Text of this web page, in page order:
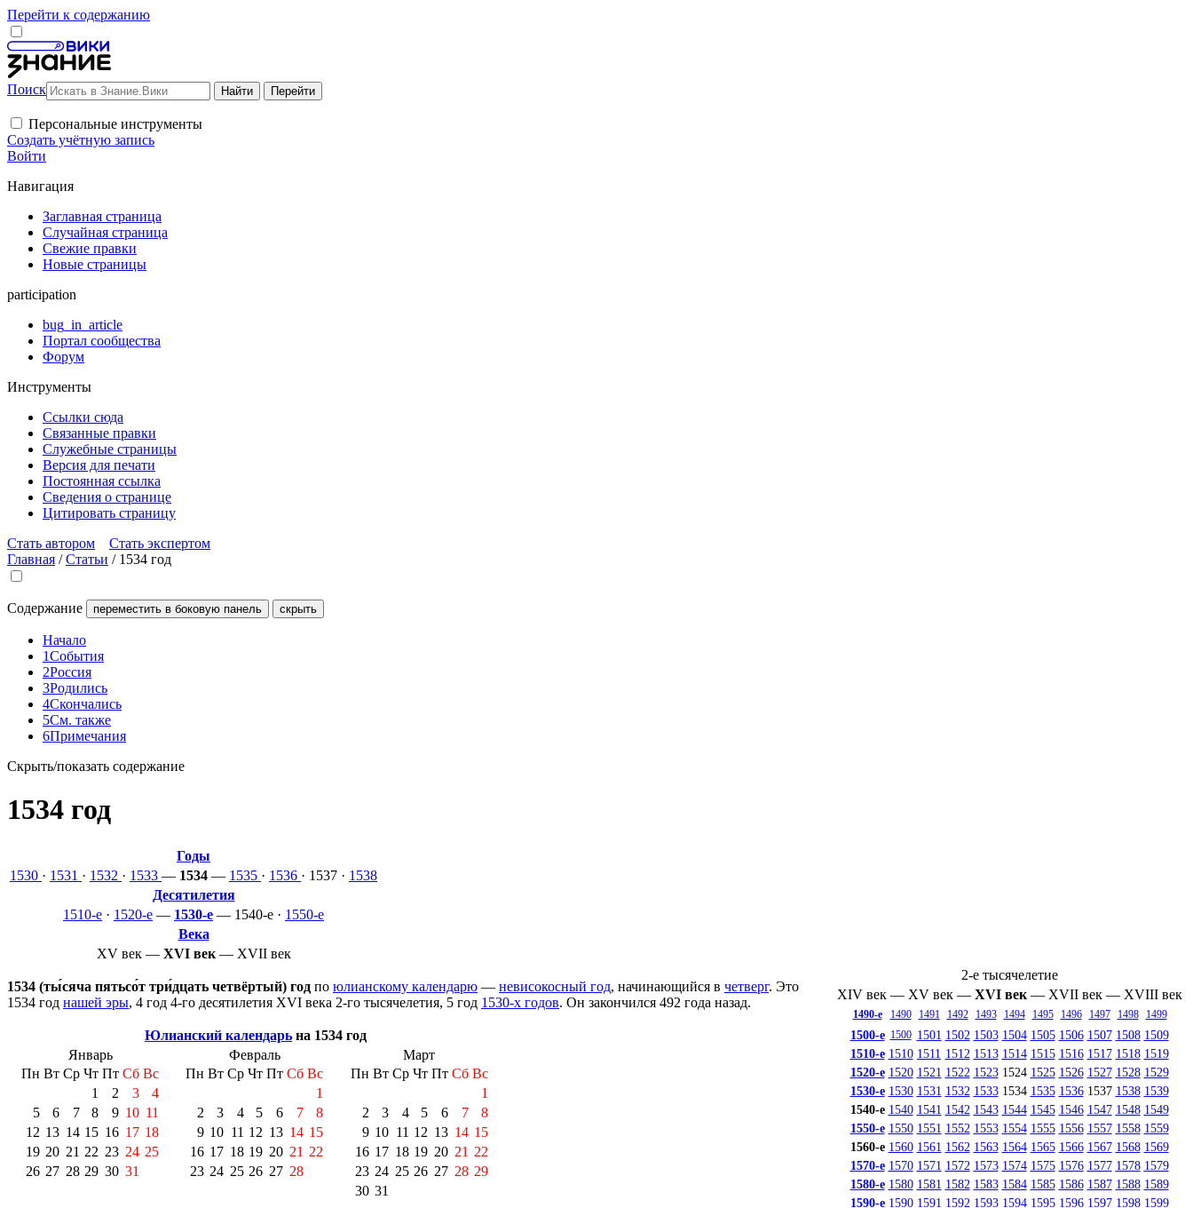
Перейти к содержанию
Поиск
Персональные инструменты
Создать учётную запись
Войти
Навигация
Заглавная страница
Случайная страница
Свежие правки
Новые страницы
participation
bug_in_article
Портал сообщества
Форум
Инструменты
Ссылки сюда
Связанные правки
Служебные страницы
Версия для печати
Постоянная ссылка
Сведения о странице
Цитировать страницу
Стать автором
Стать экспертом
Главная /Статьи / 1534 год
Содержание переместить в боковую панель скрыть
Начало
1События
2Россия
3Родились
4Скончались
5См. также
6Примечания
Скрыть/показать содержание
1534 год
Годы
1530 · 1531 · 1532 · 1533 — 1534 — 1535 · 1536 · 1537 · 1538
Десятилетия
1510-е · 1520-е — 1530-е — 1540-е · 1550-е
Века
XV век— XVI век— XVII век
2-е тысячелетие
XIV век— XV век— XVI век— XVII век— XVIII век
1490-е 1490 1491 1492 1493 1494 1495 1496 1497 1498 1499
1500-е 1500 1501 1502 1503 1504 1505 1506 1507 1508 1509
1510-е 1510 1511 1512 1513 1514 1515 1516 1517 1518 1519
1520-е 1520 1521 1522 1523 1524 1525 1526 1527 1528 1529
1530-е 1530 1531 1532 1533 1534 1535 1536 1537 1538 1539
1540-е 1540 1541 1542 1543 1544 1545 1546 1547 1548 1549
1550-е 1550 1551 1552 1553 1554 1555 1556 1557 1558 1559
1560-е 1560 1561 1562 1563 1564 1565 1566 1567 1568 1569
1570-е 1570 1571 1572 1573 1574 1575 1576 1577 1578 1579
1580-е 1580 1581 1582 1583 1584 1585 1586 1587 1588 1589
1590-е 1590 1591 1592 1593 1594 1595 1596 1597 1598 1599
1534 (ты́сяча пятьсо́т три́дцать четвёртый) год по юлианскому календарю — невисокосный год, начинающийся в четверг. Это
1534 год нашей эры, 4 год 4-го десятилетия XVI века 2-го тысячелетия, 5 год 1530-х годов. Он закончился 492 года назад.
Юлианский календарь на 1534 год
Январь
Пн Вт Ср Чт Пт Сб Вс
1
2 3
4
5
6 7 8 9 10 11
12 13 14 15 16 17 18
19 20 21 22 23 24 25
26 27 28 29 30 31
Февраль
Пн Вт Ср Чт Пт Сб Вс
1
2
3 4 5 6 7
8
9 10 11 12 13 14 15
16 17 18 19 20 21 22
23 24 25 26 27 28
Март
Пн Вт Ср Чт Пт Сб Вс
1
2
3 4 5 6 7
8
9 10 11 12 13 14 15
16 17 18 19 20 21 22
23 24 25 26 27 28 29
30 31